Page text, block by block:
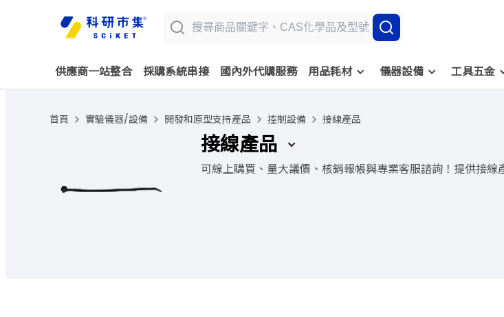
供應商一站整合 採購系統串接 國內外代購服務 用品耗材 儀器設備 工具五金
首頁 實驗儀器/設備 開發和原型支持產品 控制設備 接線產品
接線產品
可線上購買、量大議價、核銷報帳與專業客服諮詢！提供接